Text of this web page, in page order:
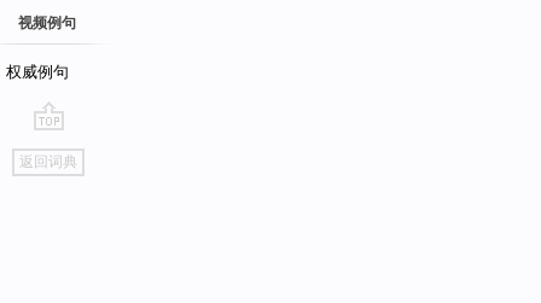
视频例句
权威例句
go
top
返回词典